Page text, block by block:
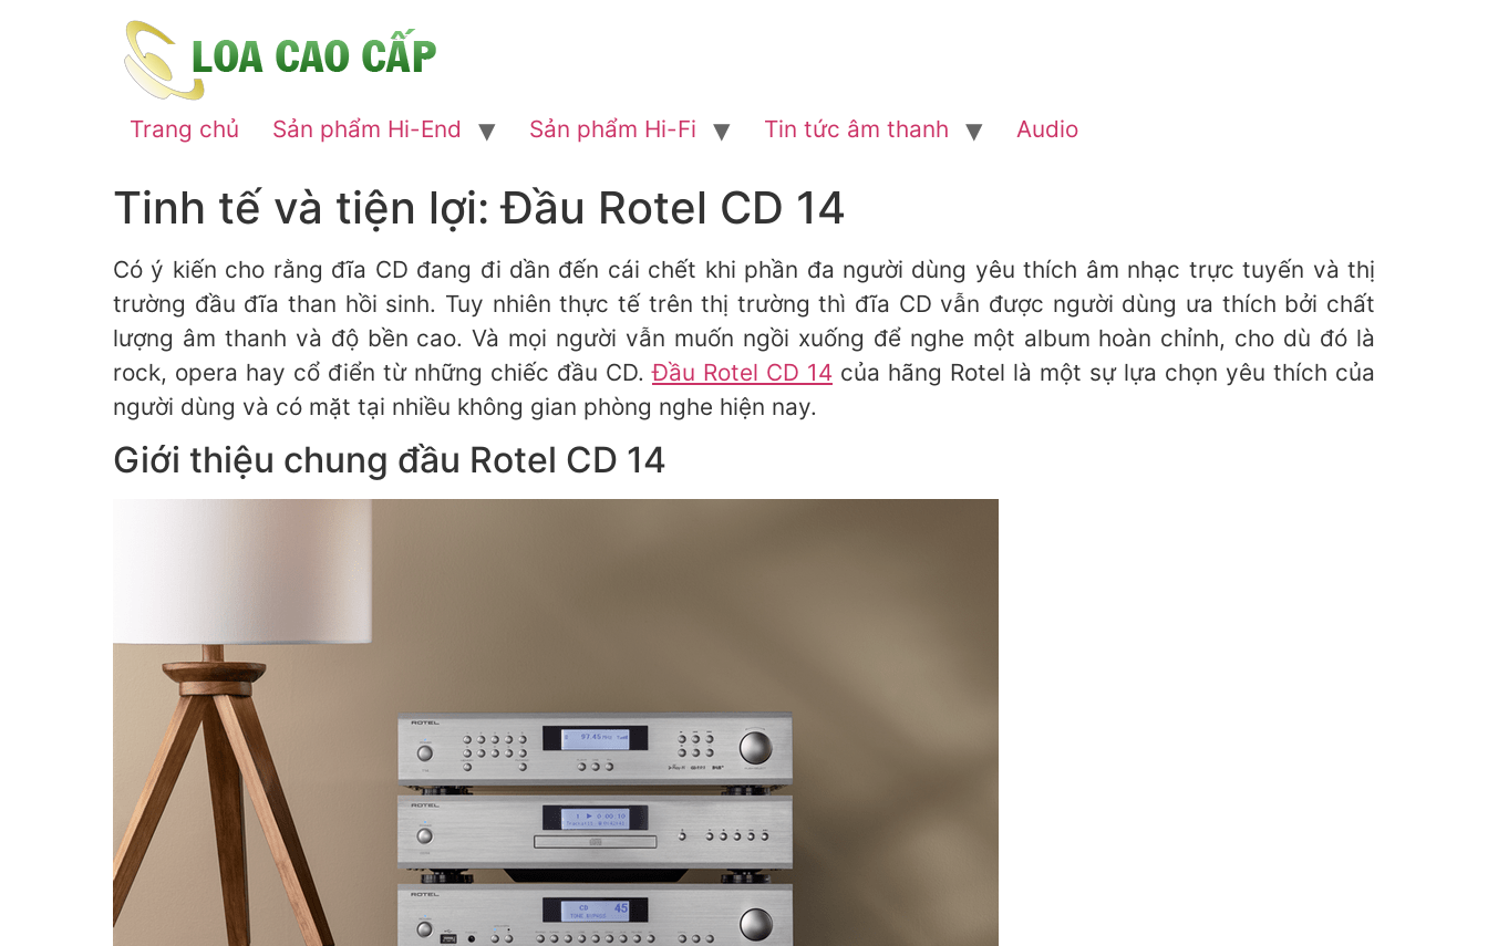
Trang chủ Sản phẩm Hi-End Sản phẩm Hi-Fi Tin tức âm thanh Audio
Tinh tế và tiện lợi: Đầu Rotel CD 14
Có ý kiến cho rằng đĩa CD đang đi dần đến cái chết khi phần đa người dùng yêu thích âm nhạc trực tuyến và thị
trường đầu đĩa than hồi sinh. Tuy nhiên thực tế trên thị trường thì đĩa CD vẫn được người dùng ưa thích bởi chất
lượng âm thanh và độ bền cao. Và mọi người vẫn muốn ngồi xuống để nghe một album hoàn chỉnh, cho dù đó là
rock, opera hay cổ điển từ những chiếc đầu CD.Đầu Rotel CD 14 của hãng Rotel là một sự lựa chọn yêu thích của
người dùng và có mặt tại nhiều không gian phòng nghe hiện nay.
Giới thiệu chung đầu Rotel CD 14